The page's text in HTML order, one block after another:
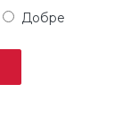
Добре